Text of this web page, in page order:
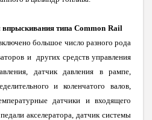
впрыскивания типа Common Rail
большое число разного рода
и других средств управления
датчик давления в рампе,
и коленчатого валов,
датчики и входящего
акселератора, датчик системы